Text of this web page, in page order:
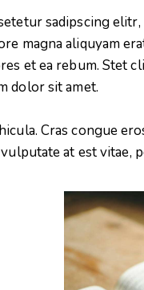
sadipscing
magna aliquyam
et ea rebum. Stet
dolor sit amet.
Cras congue
at est vitae,